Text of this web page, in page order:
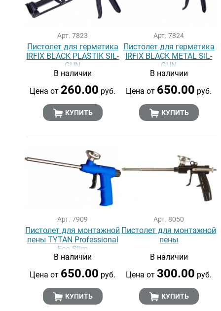
Арт. 7823
Пистолет для герметика
IRFIX BLACK PLASTIK SIL-
GUN
В наличии
Цена от 260.00 руб.
КУПИТЬ
Арт. 7824
Пистолет для герметика
IRFIX BLACK METAL SIL-
GUN
В наличии
Цена от 650.00 руб.
КУПИТЬ
Арт. 7909
Пистолет для монтажной
пены TYTAN Professional
Eco Slim
В наличии
Цена от 650.00 руб.
КУПИТЬ
Арт. 8050
Пистолет для монтажной
пены
В наличии
Цена от300.00 руб.
КУПИТЬ